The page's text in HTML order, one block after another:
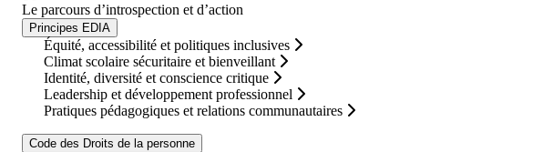
Le parcours d’introspection et d’action
Principes EDIA
Équité, accessibilité et politiques inclusives
Climat scolaire sécuritaire et bienveillant
Identité, diversité et conscience critique
Leadership et développement professionnel
Pratiques pédagogiques et relations communautaires
Code des Droits de la personne